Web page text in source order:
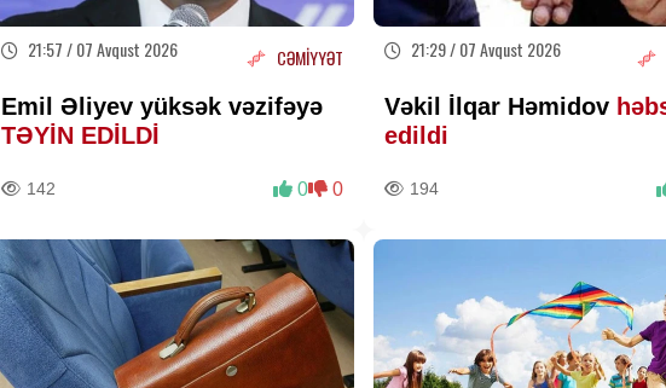
21:57 / 07 Avqust 2026 CƏMİYYƏT
Emil Əliyev yüksək vəzifəyə
TƏYİN EDİLDİ
142 0 0
21:29 / 07 Avqust 2026
Vəkil İlqar Həmidov
edildi
194